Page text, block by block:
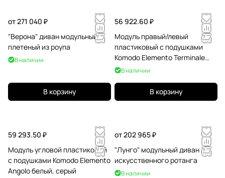
от 271 040 ₽
"Верона" диван модульный
плетеный из роупа
В наличии
В корзину
56 922.60 ₽
Модуль правый/левый
пластиковый с подушками
Komodo Elemento Terminale
DS/SX агава, авокадо
В наличии
В корзину
59 293.50 ₽
Модуль угловой пластиковый
с подушками Komodo Elemento
Angolo белый, серый
от 202 965 ₽
"Лунго" модульный диван из
искусственного ротанга
В наличии